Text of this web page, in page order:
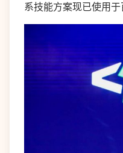
系技能方案现已使用于